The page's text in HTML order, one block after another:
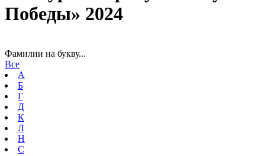
Победы» 2024
Фамилии на букву...
Все
А
Б
Г
Д
К
Л
Н
С